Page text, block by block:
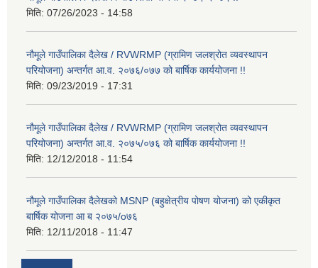
मिति: 07/26/2023 - 14:58
नौमूले गाउँपालिका दैलेख / RVWRMP (ग्रामिण जलश्रोत व्यवस्थापन
परियोजना) अन्तर्गत आ.व. २०७६/०७७ को बार्षिक कार्ययोजना !!
मिति: 09/23/2019 - 17:31
नौमूले गाउँपालिका दैलेख / RVWRMP (ग्रामिण जलश्रोत व्यवस्थापन
परियोजना) अन्तर्गत आ.व. २०७५/०७६ को बार्षिक कार्ययोजना !!
मिति: 12/12/2018 - 11:54
नौमूले गाउँपालिका दैलेखको MSNP (बहुक्षेत्रीय पोषण योजना) को एकीकृत
बार्षिक योजना आ ब २०७५/o७६
मिति: 12/11/2018 - 11:47